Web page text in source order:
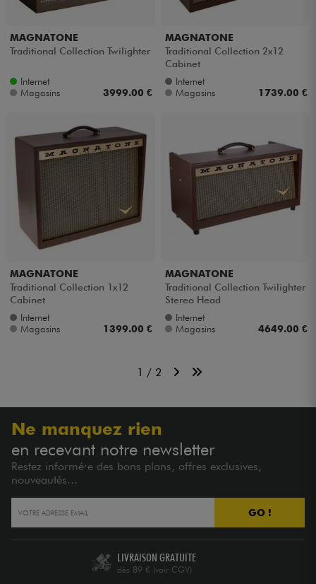
MAGNATONE
Traditional Collection Twilighter
Internet
Magasins
3999.00 €
MAGNATONE
Traditional Collection 2x12
Cabinet
Internet
Magasins
1739.00 €
MAGNATONE
Traditional Collection 1x12
Cabinet
Internet
Magasins
1399.00 €
MAGNATONE
Traditional Collection Twilighter
Stereo Head
Internet
Magasins
4649.00 €
1 / 2
Ne manquez rien
en recevant notre newsletter
Restez informé·e des bons plans, offres exclusives,
nouveautés...
GO !
LIVRAISON GRATUITE
dès 89 € (voir CGV)